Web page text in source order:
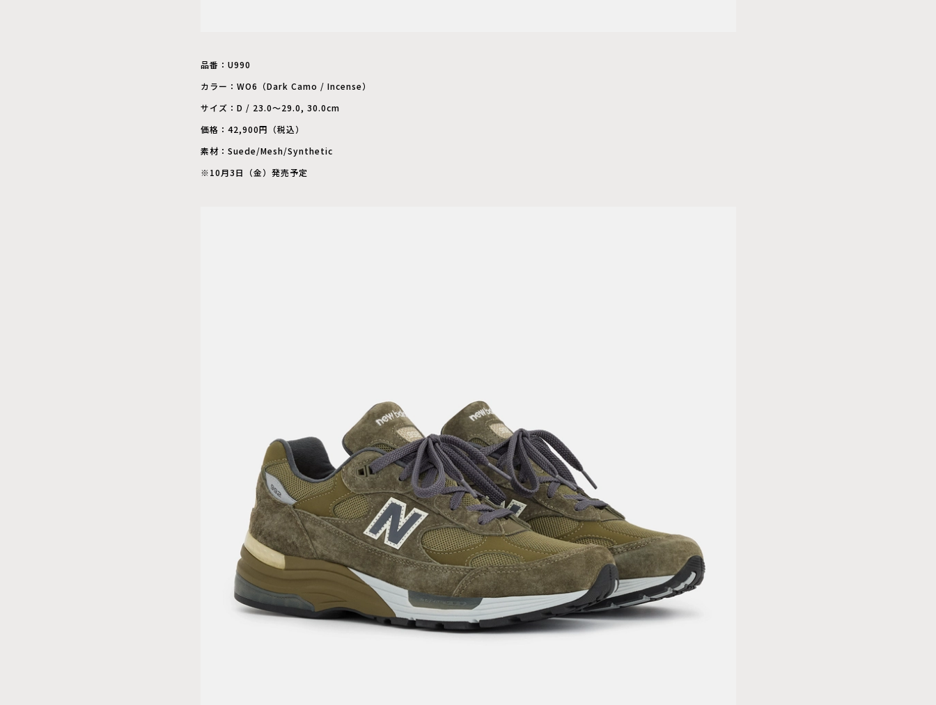
品番：U990
カラー：WO6（Dark Camo / Incense）
サイズ：D / 23.0～29.0, 30.0cm
価格：42,900円（税込）
素材：Suede/Mesh/Synthetic
※10月3日（金）発売予定